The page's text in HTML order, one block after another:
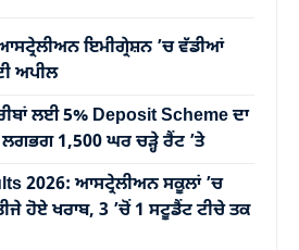
ਇਮੀਗ੍ਰੇਸ਼ਨ ’ਚ ਵੱਡੀਆਂ
ਅਪੀਲ
ਲਈ 5% Deposit Scheme ਦਾ
1,500 ਘਰ ਚੜ੍ਹੇ ਰੈਂਟ ’ਤੇ
2026: ਆਸਟ੍ਰੇਲੀਅਨ ਸਕੂਲਾਂ ’ਚ
ਹੋਏ ਖਰਾਬ, 3 ’ਚੋਂ 1 ਸਟੂਡੈਂਟ ਟੀਚੇ ਤਕ